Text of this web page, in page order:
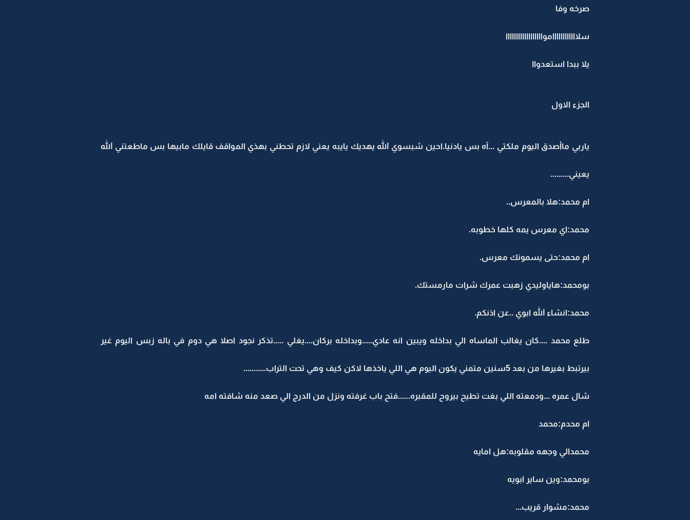
صرخه وفا
سلاااااااااااامواااااااااااااااااا
يلا ببدا استعدواا
الجزء الاول
ياربي ماأصدق اليوم ملكتي ...آه بس يادنيا.احين شبسوي الله يهديك يايبه يعني لازم تحطني بهذي المواقف قايلك مابيها بس ماطعتني الله
يعيني.........
ام محمد:هلا بالمعرس..
محمد:اي معرس يمه كلها خطوبه.
ام محمد:حتى يسمونك معرس.
بومحمد:هاياوليدي زهبت عمرك شرات مارمستك.
محمد:انشاء الله ابوي ..عن اذنكم.
طلع محمد ....كان يغالب الماساه الي بداخله ويبين انه عادي.....وبداخله بركان....يغلي .....تذكر نجود اصلا هي دوم في باله زبس اليوم غير
بيرتبط بغيرها من بعد 5سنين متمني يكون اليوم هي اللي ياخذها لاكن كيف وهي تحت التراب...........
شال عمره ...ودمعته اللي بغت تطيح بيروح للمقبره......فتح باب غرفته ونزل من الدرج الي صعد منه شافته امه
ام محدم:محمد
محمدالي وجهه مقلوبه:هل امايه
بومحمد:وين ساير ابويه
محمد:مشوار قريب...